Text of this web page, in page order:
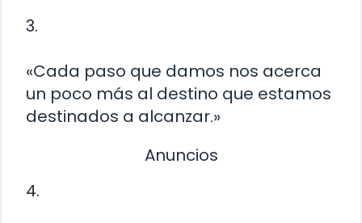
3.
«Cada paso que damos nos acerca
un poco más al destino que estamos
destinados a alcanzar.»
Anuncios
4.